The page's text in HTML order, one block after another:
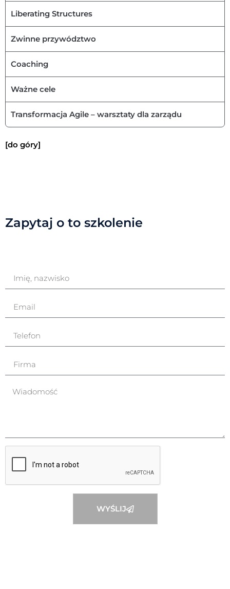
Liberating Structures
Zwinne przywództwo
Coaching
Ważne cele
Transformacja Agile – warsztaty dla zarządu
[do góry]
Zapytaj o to szkolenie
WYŚLIJ